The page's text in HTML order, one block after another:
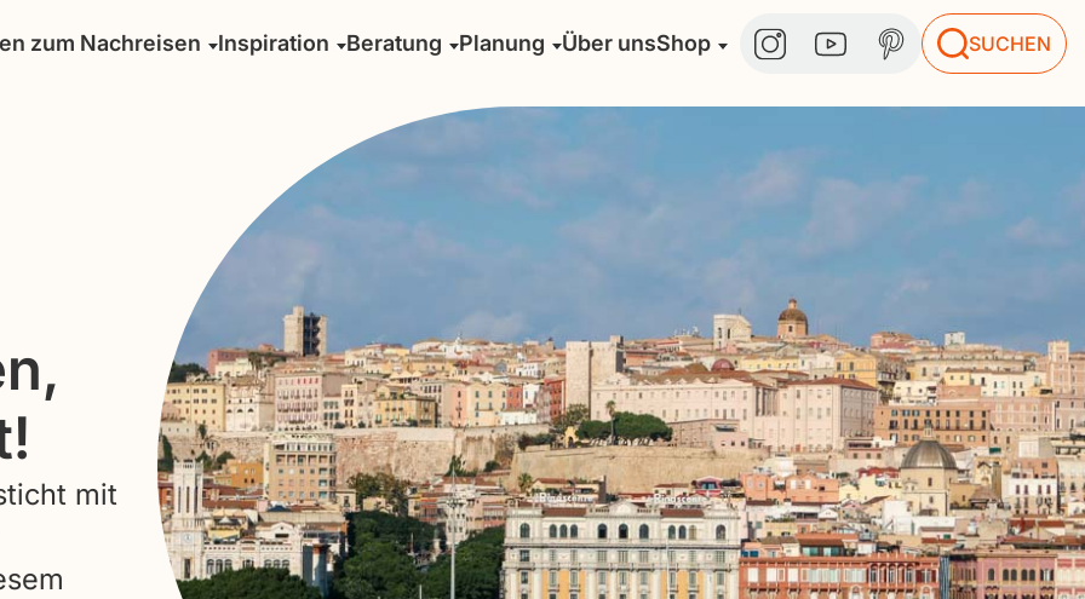
zum Nachreisen Inspiration Beratung Planung Über unsShop SUCHEN
mit